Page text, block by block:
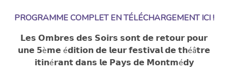
PROGRAMME COMPLET EN TÉLÉCHARGEMENT ICI !
𝗟𝗲𝘀 𝗢𝗺𝗯𝗿𝗲𝘀 𝗱𝗲𝘀 𝗦𝗼𝗶𝗿𝘀 𝘀𝗼𝗻𝘁 𝗱𝗲 𝗿𝗲𝘁𝗼𝘂𝗿 𝗽𝗼𝘂𝗿
𝘂𝗻𝗲 𝟱è𝗺𝗲 é𝗱𝗶𝘁𝗶𝗼𝗻 𝗱𝗲 𝗹𝗲𝘂𝗿 𝗳𝗲𝘀𝘁𝗶𝘃𝗮𝗹 𝗱𝗲 𝘁𝗵éâ𝘁𝗿𝗲
𝗶𝘁𝗶𝗻é𝗿𝗮𝗻𝘁 𝗱𝗮𝗻𝘀 𝗹𝗲 𝗣𝗮𝘆𝘀 𝗱𝗲 𝗠𝗼𝗻𝘁𝗺é𝗱𝘆